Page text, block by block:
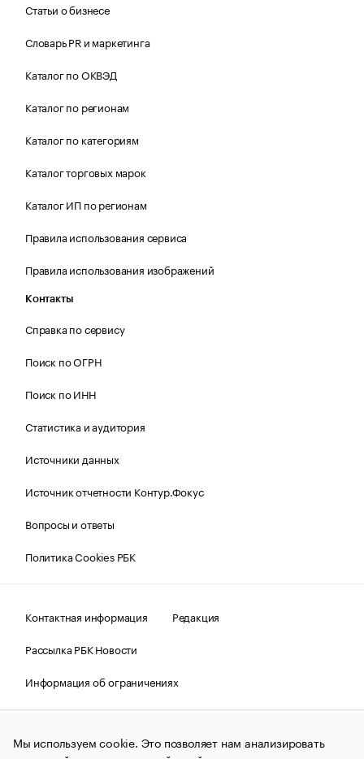
Статьи о бизнесе
Словарь PR и маркетинга
Каталог по ОКВЭД
Каталог по регионам
Каталог по категориям
Каталог торговых марок
Каталог ИП по регионам
Правила использования сервиса
Правила использования изображений
Контакты
Справка по сервису
Поиск по ОГРН
Поиск по ИНН
Статистика и аудитория
Источники данных
Источник отчетности Контур.Фокус
Вопросы и ответы
Политика Cookies РБК
Контактная информация
Редакция
Рассылка РБК Новости
Информация об ограничениях
Правовая информация
О соблюдении авторских прав
© АО «РОСБИЗНЕСКОНСАЛТИНГ»,1995–2026.Сообщения
Мы используем cookie. Это позволяет нам анализировать